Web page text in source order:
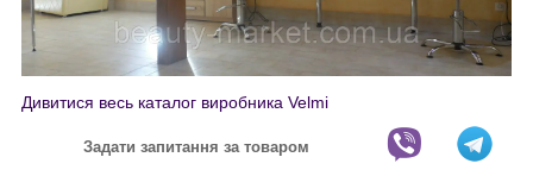
Дивитися весь каталог виробника Velmi
Задати запитання за товаром